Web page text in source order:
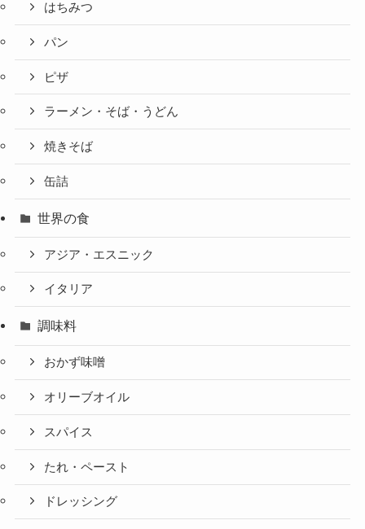
はちみつ
パン
ピザ
ラーメン・そば・うどん
焼きそば
缶詰
世界の食
アジア・エスニック
イタリア
調味料
おかず味噌
オリーブオイル
スパイス
たれ・ペースト
ドレッシング